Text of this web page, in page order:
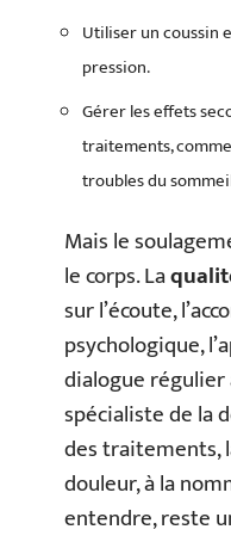
Utiliser un coussin
pression.
Gérer les effets
traitements,
troubles du
Mais le
le corps. La
sur l’écoute,
psychologique,
dialogue régulier
spécialiste de la
des traitements,
douleur, à la
entendre, reste